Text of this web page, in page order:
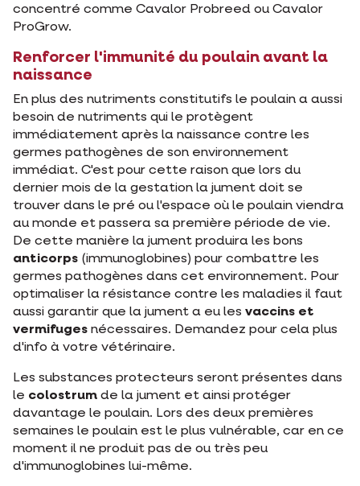
concentré comme Cavalor Probreed ou Cavalor
ProGrow.
Renforcer l'immunité du poulain avant la
naissance
En plus des nutriments constitutifs le poulain a aussi
besoin de nutriments qui le protègent
immédiatement après la naissance contre les
germes pathogènes de son environnement
immédiat. C'est pour cette raison que lors du
dernier mois de la gestation la jument doit se
trouver dans le pré ou l'espace où le poulain viendra
au monde et passera sa première période de vie.
De cette manière la jument produira les bons
anticorps (immunoglobines) pour combattre les
germes pathogènes dans cet environnement. Pour
optimaliser la résistance contre les maladies il faut
aussi garantir que la jument a eu les vaccins et
vermifuges nécessaires. Demandez pour cela plus
d'info à votre vétérinaire.
Les substances protecteurs seront présentes dans
le colostrum de la jument et ainsi protéger
davantage le poulain. Lors des deux premières
semaines le poulain est le plus vulnérable, car en ce
moment il ne produit pas de ou très peu
d'immunoglobines lui-même.